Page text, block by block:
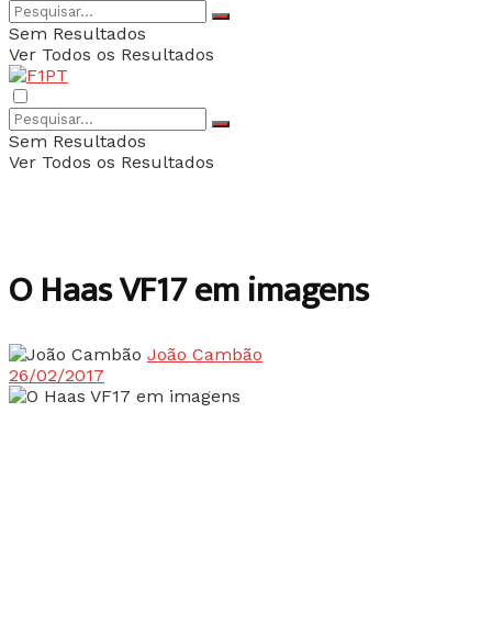
Sem Resultados
Ver Todos os Resultados
Sem Resultados
Ver Todos os Resultados
O Haas VF17 em imagens
João Cambão
26/02/2017